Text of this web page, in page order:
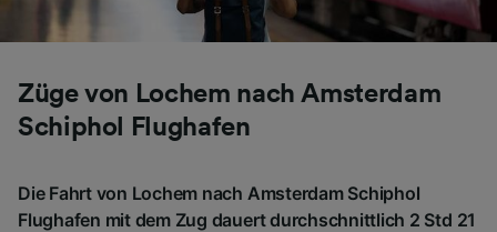
Züge von Lochem nach Amsterdam
Schiphol Flughafen
Die Fahrt von Lochem nach Amsterdam Schiphol
Flughafen mit dem Zug dauert durchschnittlich 2 Std 21